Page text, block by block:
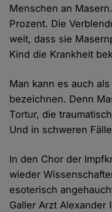
Menschen an
Prozent. Die
weit, dass sie
Kind die Krankheit
Man kann es auch
bezeichnen. Denn
Tortur, die
Und in schweren
In den Chor der
wieder
esoterisch
Galler Arzt Alexander